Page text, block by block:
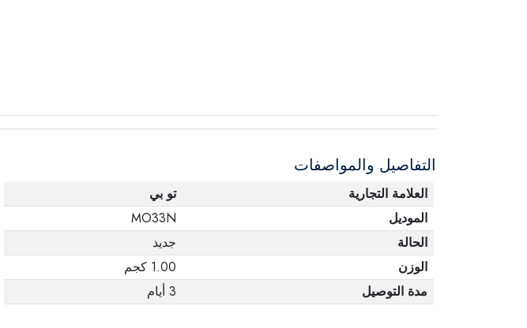
التفاصيل والمواصفات
العلامة التجارية
تو بي
الموديل
MO33N
الحالة
جديد
الوزن
1.00 كجم
مدة التوصيل
3 أيام